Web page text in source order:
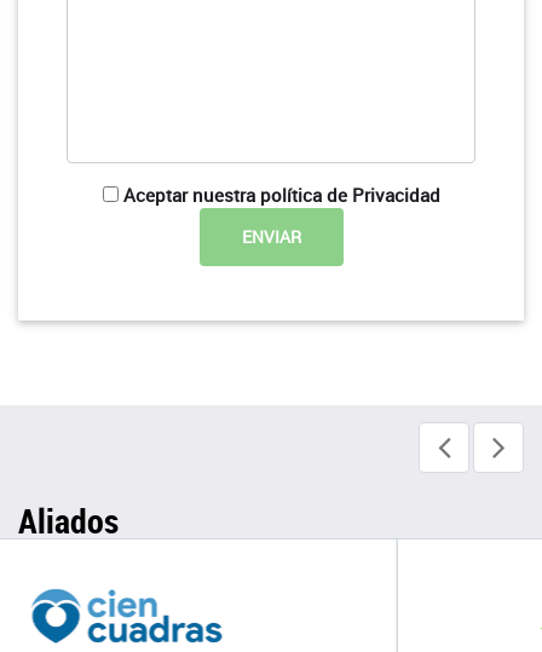
Aceptar nuestra política de Privacidad
Aliados